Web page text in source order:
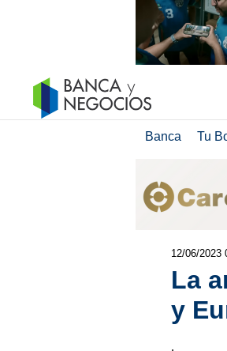
Banca Tu
12/06/2023
La
y